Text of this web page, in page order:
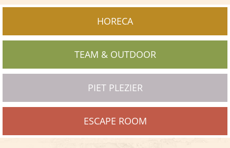
HORECA
TEAM & OUTDOOR
PIET PLEZIER
ESCAPE ROOM